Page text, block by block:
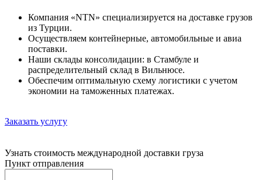
Компания «NTN» специализируется на доставке грузов
из Турции.
Осуществляем контейнерные, автомобильные и авиа
поставки.
Наши склады консолидации: в Стамбуле и
распределительный склад в Вильнюсе.
Обеспечим оптимальную схему логистики с учетом
экономии на таможенных платежах.
Заказать услугу
Узнать стоимость международной доставки груза
Пункт отправления